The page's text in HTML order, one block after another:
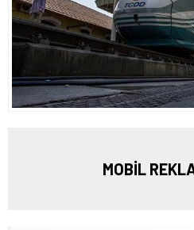
MOBİL